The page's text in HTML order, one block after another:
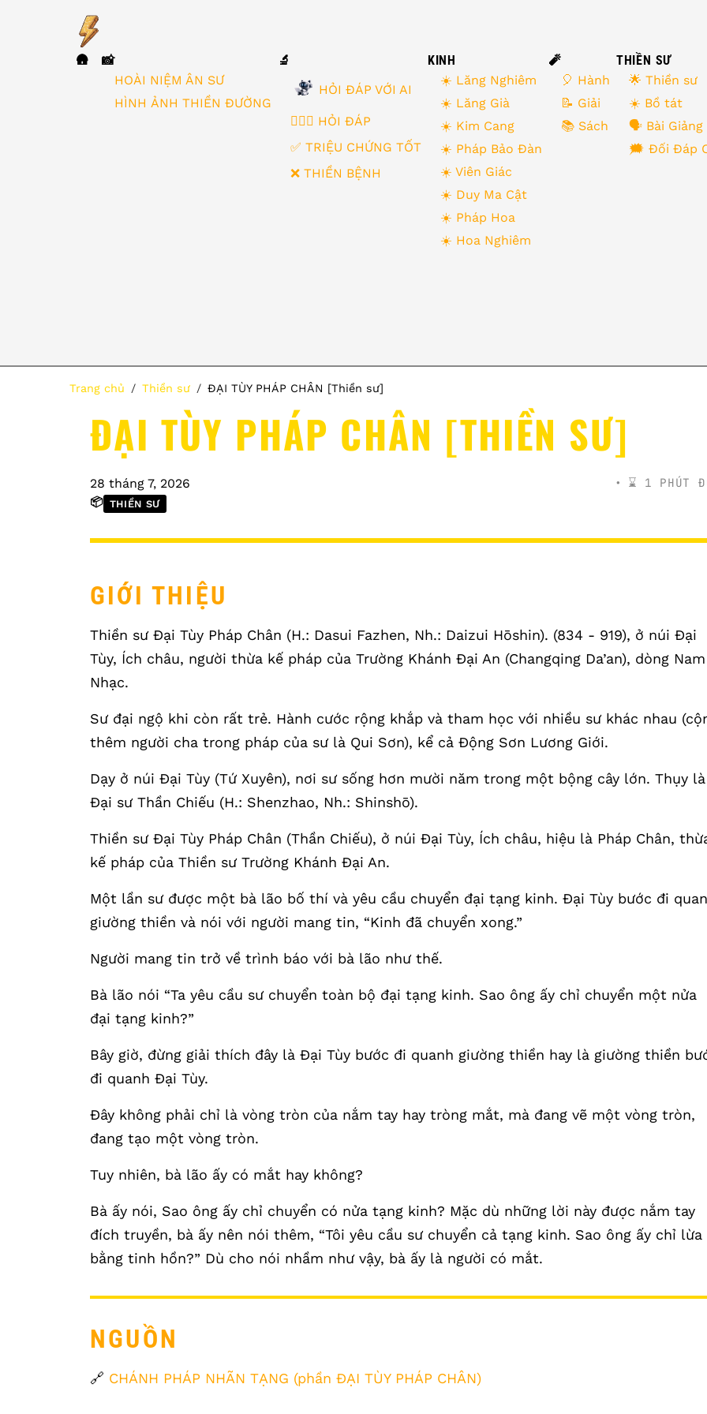
🛖
📸
HOÀI NIỆM ÂN SƯ
HÌNH ẢNH THIỀN ĐƯỜNG
🔬
HỎI ĐÁP VỚI AI
🙋🏻‍♂️ HỎI ĐÁP
✅ TRIỆU CHỨNG TỐT
❌ THIỀN BỆNH
KINH
☀️ Lăng Nghiêm
☀️ Lăng Già
☀️ Kim Cang
☀️ Pháp Bảo Đàn
☀️ Viên Giác
☀️ Duy Ma Cật
☀️ Pháp Hoa
☀️ Hoa Nghiêm
🧨
🎈 Hành
📝 Giải
📚 Sách
THIỀN SƯ
🌟 Thiền sư
☀️ Bồ tát
🗣 Bài Giảng
🗯 Đối Đáp
Trang chủ Thiền sư ĐẠI TÙY PHÁP CHÂN [Thiền sư]
ĐẠI TÙY PHÁP CHÂN [THIỀN SƯ]
28 tháng 7, 2026 ⌛️ 1 PHÚT
📦 THIỀN SƯ
GIỚI THIỆU
Thiền sư Đại Tùy Pháp Chân (H.: Dasui Fazhen, Nh.: Daizui Hōshin). (834 - 919), ở núi Đại
Tùy, Ích châu, người thừa kế pháp của Trường Khánh Đại An (Changqing Da’an), dòng Nam
Nhạc.
Sư đại ngộ khi còn rất trẻ. Hành cước rộng khắp và tham học với nhiều sư khác nhau
thêm người cha trong pháp của sư là Qui Sơn), kể cả Động Sơn Lương Giới.
Dạy ở núi Đại Tùy (Tứ Xuyên), nơi sư sống hơn mười năm trong một bộng cây lớn. Thụy là
Đại sư Thần Chiếu (H.: Shenzhao, Nh.: Shinshō).
Thiền sư Đại Tùy Pháp Chân (Thần Chiếu), ở núi Đại Tùy, Ích châu, hiệu là Pháp Chân,
kế pháp của Thiền sư Trường Khánh Đại An.
Một lần sư được một bà lão bố thí và yêu cầu chuyển đại tạng kinh. Đại Tùy bước đi
giường thiền và nói với người mang tin, “Kinh đã chuyển xong.”
Người mang tin trở về trình báo với bà lão như thế.
Bà lão nói “Ta yêu cầu sư chuyển toàn bộ đại tạng kinh. Sao ông ấy chỉ chuyển một nửa
đại tạng kinh?”
Bây giờ, đừng giải thích đây là Đại Tùy bước đi quanh giường thiền hay là giường thiền
đi quanh Đại Tùy.
Đây không phải chỉ là vòng tròn của nắm tay hay tròng mắt, mà đang vẽ một vòng tròn,
đang tạo một vòng tròn.
Tuy nhiên, bà lão ấy có mắt hay không?
Bà ấy nói, Sao ông ấy chỉ chuyển có nửa tạng kinh? Mặc dù những lời này được nắm tay
đích truyền, bà ấy nên nói thêm, “Tôi yêu cầu sư chuyển cả tạng kinh. Sao ông ấy chỉ lừa
bằng tinh hồn?” Dù cho nói nhầm như vậy, bà ấy là người có mắt.
NGUỒN
🔗 CHÁNH PHÁP NHÃN TẠNG (phần ĐẠI TÙY PHÁP CHÂN)